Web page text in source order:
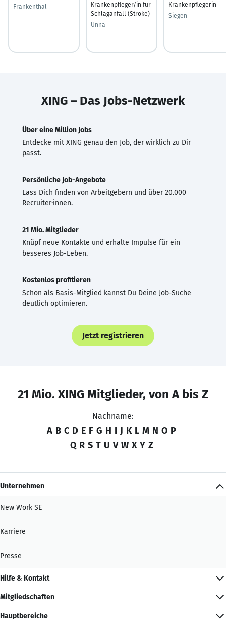
Frankenthal
Krankenpfleger/in für
Schlaganfall (Stroke)
Unna
Krankenpflegerin
Siegen
XING – Das Jobs-Netzwerk
Über eine Million Jobs
Entdecke mit XING genau den Job, der wirklich zu Dir
passt.
Persönliche Job-Angebote
Lass Dich finden von Arbeitgebern und über 20.000
Recruiter·innen.
21 Mio. Mitglieder
Knüpf neue Kontakte und erhalte Impulse für ein
besseres Job-Leben.
Kostenlos profitieren
Schon als Basis-Mitglied kannst Du Deine Job-Suche
deutlich optimieren.
Jetzt registrieren
21 Mio. XING Mitglieder, von A bis Z
Nachname:
A B C D E F G H I J K L M N O P
Q R S T U V W X Y Z
Unternehmen
New Work SE
Karriere
Presse
Hilfe & Kontakt
Mitgliedschaften
Hauptbereiche